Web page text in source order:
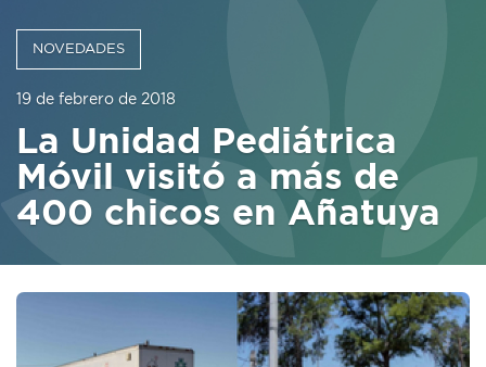
NOVEDADES
19 de febrero de 2018
La Unidad Pediátrica
Móvil visitó a más de
400 chicos en Añatuya